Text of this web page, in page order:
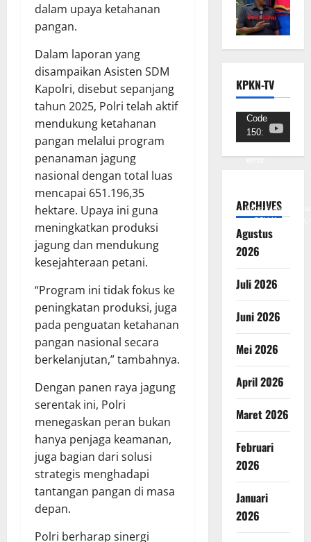
dalam upaya ketahanan
pangan.
Dalam laporan yang
disampaikan Asisten SDM
Kapolri, disebut sepanjang
tahun 2025, Polri telah aktif
mendukung ketahanan
pangan melalui program
penanaman jagung
nasional dengan total luas
mencapai 651.196,35
hektare. Upaya ini guna
meningkatkan produksi
jagung dan mendukung
kesejahteraan petani.
“Program ini tidak fokus ke
peningkatan produksi, juga
pada penguatan ketahanan
pangan nasional secara
berkelanjutan,” tambahnya.
Dengan panen raya jagung
serentak ini, Polri
menegaskan peran bukan
hanya penjaga keamanan,
juga bagian dari solusi
strategis menghadapi
tantangan pangan di masa
depan.
Polri berharap sinergi
KPKN-TV
Pemutar
Video
Code
150:
error.
https://
ARCHIVES
Agustus
2026
Juli 2026
Juni 2026
Mei 2026
April 2026
Maret 2026
Februari
2026
Januari
2026